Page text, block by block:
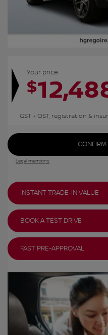
Your price
$
GST + QST, registration &
Legal mentions
INSTANT TRADE-IN VALUE
BOOK A TEST DRIVE
FAST PRE-APPROVAL